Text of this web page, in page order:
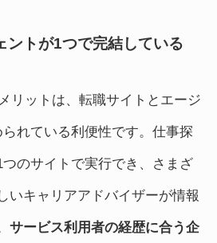
ントが1つで完結している
リットは、転職サイトとエージ
れている利便性です。仕事探
のサイトで実行でき、さまざ
いキャリアアドバイザーが情報
サービス利用者の経歴に合う企